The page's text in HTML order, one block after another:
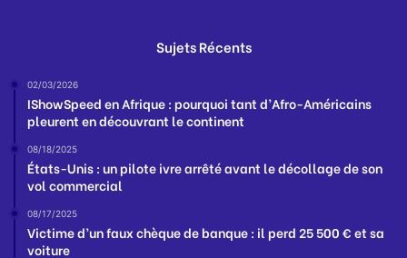
Sujets Récents
02/03/2026
IShowSpeed en Afrique : pourquoi tant d’Afro-Américains
pleurent en découvrant le continent
08/18/2025
États-Unis : un pilote ivre arrêté avant le décollage de son
vol commercial
08/17/2025
Victime d’un faux chèque de banque : il perd 25 500 € et sa
voiture